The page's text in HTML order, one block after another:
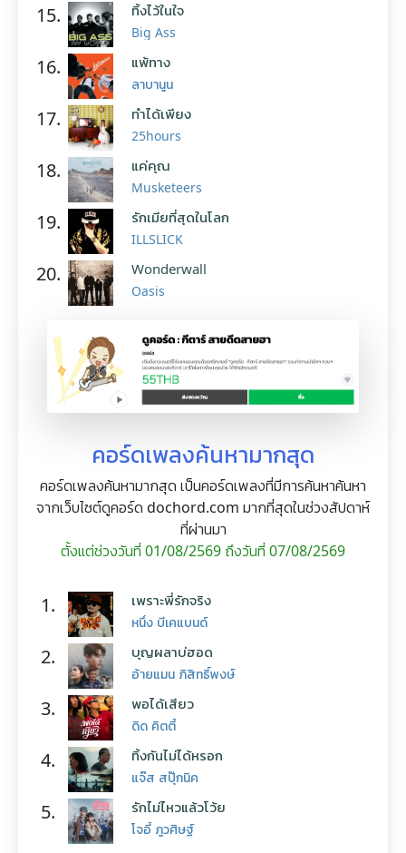
15. ทิ้งไว้ในใจ
Big Ass
16. แพ้ทาง
ลาบานูน
17. ทำได้เพียง
25hours
18. แค่คุณ
Musketeers
19. รักเมียที่สุดในโลก
ILLSLICK
20. Wonderwall
Oasis
คอร์ดเพลงค้นหามากสุด
คอร์ดเพลงค้นหามากสุด เป็นคอร์ดเพลงที่มีการค้นหาค้นหา
จากเว็บไซต์ดูคอร์ด dochord.com มากที่สุดในช่วงสัปดาห์
ที่ผ่านมา
ตั้งแต่ช่วงวันที่ 01/08/2569 ถึงวันที่ 07/08/2569
1. เพราะพี่รักจริง
หนึ่ง บีเคแบนด์
2. บุญผลาบ่ฮอด
อ้ายแมน ภิสิทธิ์พงษ์
3. พอได้เสียว
ดิด คิตตี้
4. ทิ้งกันไม่ได้หรอก
แจ๊ส สปุ๊กนิค
5. รักไม่ไหวแล้วโว้ย
โจอี้ ภูวศิษฐ์